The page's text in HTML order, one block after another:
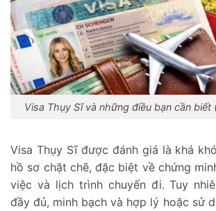
Visa Thụy Sĩ và những điều bạn cần biết
Visa Thụy Sĩ được đánh giá là khá
hồ sơ chặt chẽ, đặc biệt về chứng
việc và lịch trình chuyến đi. Tuy
đầy đủ, minh bạch và hợp lý hoặc sử